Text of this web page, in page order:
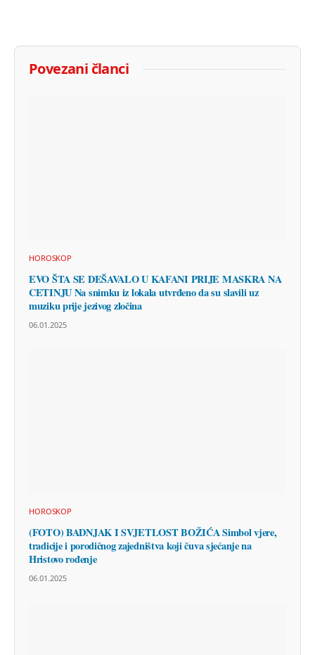
Povezani članci
HOROSKOP
EVO ŠTA SE DEŠAVALO U KAFANI PRIJE MASKRA NA
CETINJU Na snimku iz lokala utvrđeno da su slavili uz
muziku prije jezivog zločina
06.01.2025
HOROSKOP
(FOTO) BADNJAK I SVJETLOST BOŽIĆA Simbol vjere,
tradicije i porodičnog zajedništva koji čuva sjećanje na
Hristovo rođenje
06.01.2025